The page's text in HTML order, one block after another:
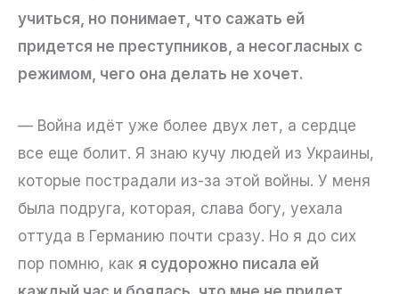
учиться, но понимает, что сажать ей
придется не преступников, а несогласных с
режимом, чего она делать не хочет.
— Война идёт уже более двух лет, а сердце
все еще болит. Я знаю кучу людей из Украины,
которые пострадали из-за этой войны. У меня
была подруга, которая, слава богу, уехала
оттуда в Германию почти сразу. Но я до сих
пор помню, как я судорожно писала ей